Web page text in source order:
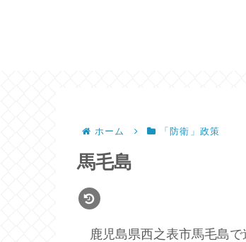
ホーム 「防衛」政策
馬毛島
鹿児島県西之表市馬毛島で